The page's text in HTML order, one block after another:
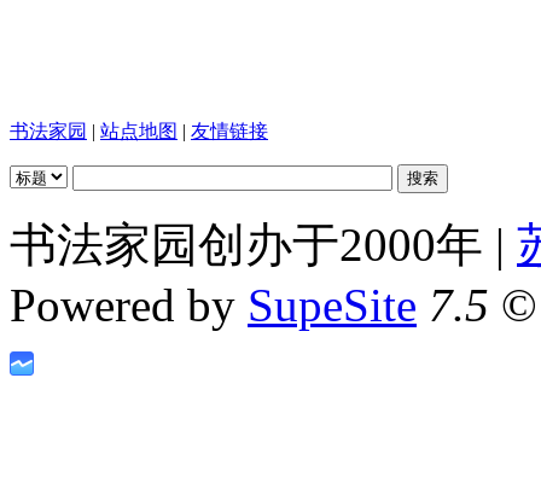
书法家园 | 站点地图 | 友情链接
书法家园创办于2000年 |
Powered by SupeSite 7.5 ©